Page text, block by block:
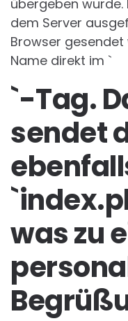
übergeben wurde.
dem Server
Browser
Name direkt im `
`-Tag.
sendet
was zu